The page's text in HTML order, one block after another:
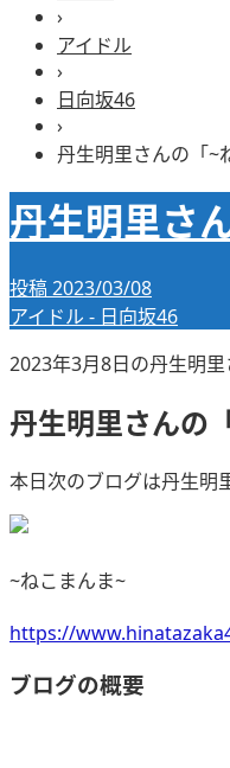
›
アイドル
›
日向坂46
›
丹生明里さんの「~
丹生明里さ
投稿 2023/03/08
アイドル - 日向坂46
2023年3月8日の丹生明
丹生明里さんの
本日次のブログは丹生明
~ねこまんま~
https://
ブログの概要